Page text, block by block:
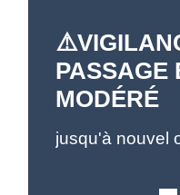
⚠️
PASSAGE
MODÉRÉ
jusqu'à nouvel